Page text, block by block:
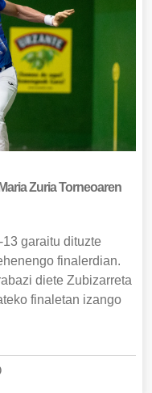
Zuria Torneoaren
garaitu dituzte
finalerdian.
diete Zubizarreta
finaletan izango